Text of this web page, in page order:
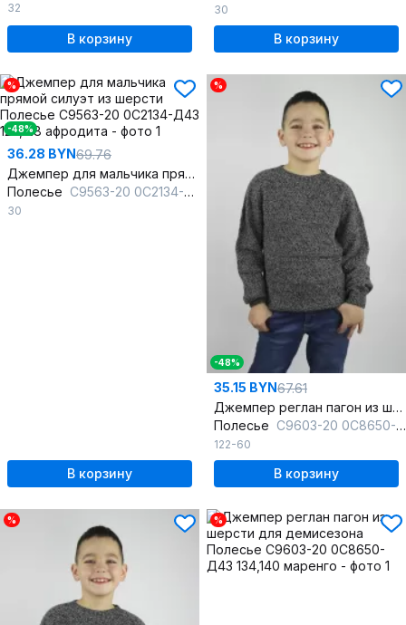
32
В корзину
30
В корзину
%
-48%
36.28 BYN69.76
Джемпер для мальчика прямой силуэт из шерсти
Полесье С9563-20 0С2134-Д43 122,128 афродита
30
В корзину
%
-48%
35.15 BYN67.61
Джемпер реглан пагон из шерсти серый
Полесье С9603-20 0С8650-Д43 122 гл.черный+кофейный
122-60
В корзину
% %